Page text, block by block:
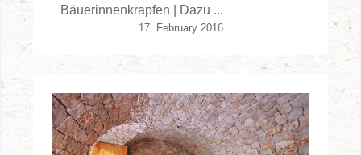
Bäuerinnenkrapfen | Dazu ...
17. February 2016